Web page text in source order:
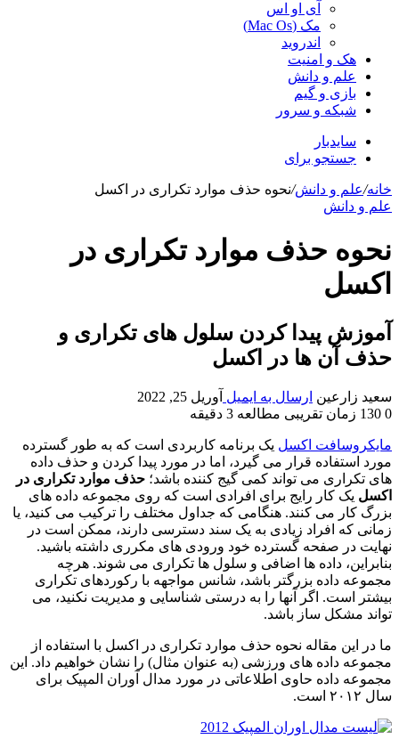
آی او اس
مک (Mac Os)
اندروید
هک و امنیت
علم و دانش
بازی و گیم
شبکه و سرور
سایدبار
جستجو برای
خانه/علم و دانش/نحوه حذف موارد تکراری در اکسل
علم و دانش
نحوه حذف موارد تکراری در
اکسل
آموزش پیدا کردن سلول های تکراری و
حذف آن ها در اکسل
سعید زارعین ارسال به ایمیل آوریل 25, 2022
0
زمان تقریبی مطالعه 3 دقیقه
مایکروسافت اکسل یک برنامه کاربردی است که به طور گسترده
مورد استفاده قرار می گیرد، اما در مورد پیدا کردن و حذف داده
های تکراری می تواند کمی گیج کننده باشد؛ حذف موارد تکراری در
اکسل یک کار رایج برای افرادی است که روی مجموعه داده های
بزرگ کار می کنند. هنگامی که جداول مختلف را ترکیب می کنید، یا
زمانی که افراد زیادی به یک سند دسترسی دارند، ممکن است در
نهایت در صفحه گسترده خود ورودی های مکرری داشته باشید.
بنابراین، داده ها اضافی و سلول ها تکراری می شوند. هرچه
مجموعه داده بزرگتر باشد، شانس مواجهه با رکوردهای تکراری
بیشتر است. اگر آنها را به درستی شناسایی و مدیریت نکنید، می
تواند مشکل ساز باشد.
ما در این مقاله نحوه حذف موارد تکراری در اکسل با استفاده از
مجموعه داده های ورزشی (به عنوان مثال) را نشان خواهیم داد. این
مجموعه داده حاوی اطلاعاتی در مورد مدال آوران المپیک برای
سال ۲۰۱۲ است.